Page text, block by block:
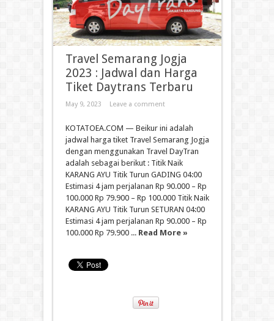
Travel Semarang Jogja
2023 : Jadwal dan Harga
Tiket Daytrans Terbaru
May 9, 2023 Leave a comment
KOTATOEA.COM — Beikur ini adalah
jadwal harga tiket Travel Semarang Jogja
dengan menggunakan Travel DayTran
adalah sebagai berikut : Titik Naik
KARANG AYU Titik Turun GADING 04:00
Estimasi 4 jam perjalanan Rp 90.000 – Rp
100.000 Rp 79.900 – Rp 100.000 Titik Naik
KARANG AYU Titik Turun SETURAN 04:00
Estimasi 4 jam perjalanan Rp 90.000 – Rp
100.000 Rp 79.900 ... Read More »